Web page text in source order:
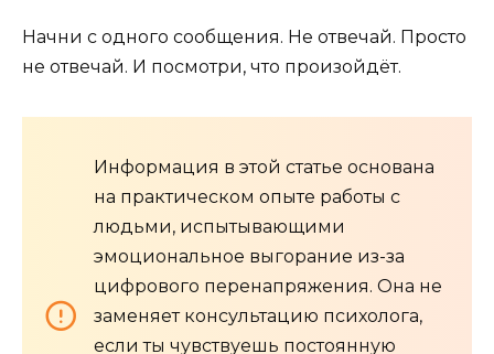
Начни с одного сообщения. Не отвечай. Просто
не отвечай. И посмотри, что произойдёт.
Информация в этой статье основана
на практическом опыте работы с
людьми, испытывающими
эмоциональное выгорание из-за
цифрового перенапряжения. Она не
заменяет консультацию психолога,
если ты чувствуешь постоянную